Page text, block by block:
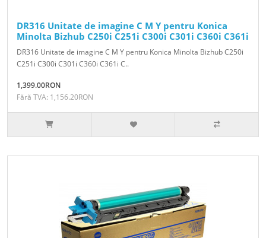
DR316 Unitate de imagine C M Y pentru Konica
Minolta Bizhub C250i C251i C300i C301i C360i C361i
DR316 Unitate de imagine C M Y pentru Konica Minolta Bizhub C250i
C251i C300i C301i C360i C361i C..
1,399.00RON
Fără TVA: 1,156.20RON